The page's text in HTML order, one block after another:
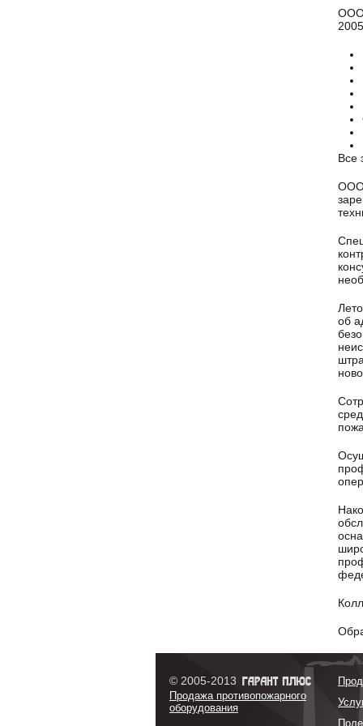
ООО
Все
ООО
об
© 2005-2013
Продажа противопожарного
оборудования